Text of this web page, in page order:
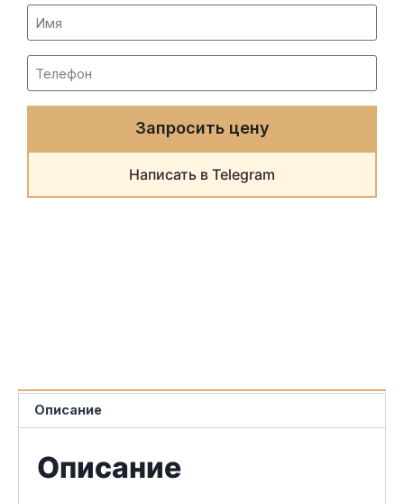
Запросить цену
Написать в Telegram
Описание
Описание